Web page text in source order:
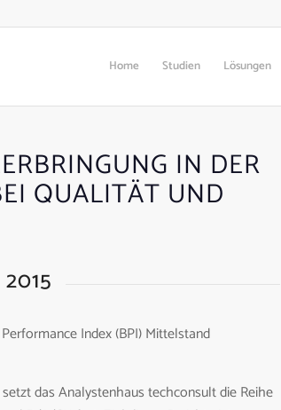
Home Studien Lösungen
IN DER
QUALITÄT UND
Index (BPI) Mittelstand
das Analystenhaus techconsult die Reihe